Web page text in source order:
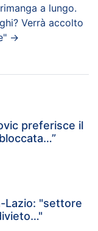
a lungo.
Verrà accolto
→
preferisce il
Lazio: "settore